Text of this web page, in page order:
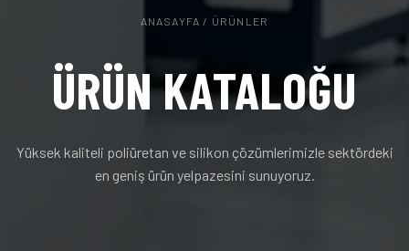
ANASAYFA / ÜRÜNLER
ÜRÜN KATALOĞU
Yüksek kaliteli poliüretan ve silikon çözümlerimizle sektördeki
en geniş ürün yelpazesini sunuyoruz.